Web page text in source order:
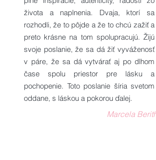
života a naplnenia. Dvaja, ktorí sa
rozhodli, že to pôjde a že to chcú zažiť a
preto krásne na tom spolupracujú. Žijú
svoje poslanie, že sa dá žiť vyváženosť
v páre, že sa dá vytvárať aj po dlhom
čase spolu priestor pre lásku a
pochopenie. Toto poslanie šíria svetom
oddane, s láskou a pokorou ďalej.
Marcela Berith